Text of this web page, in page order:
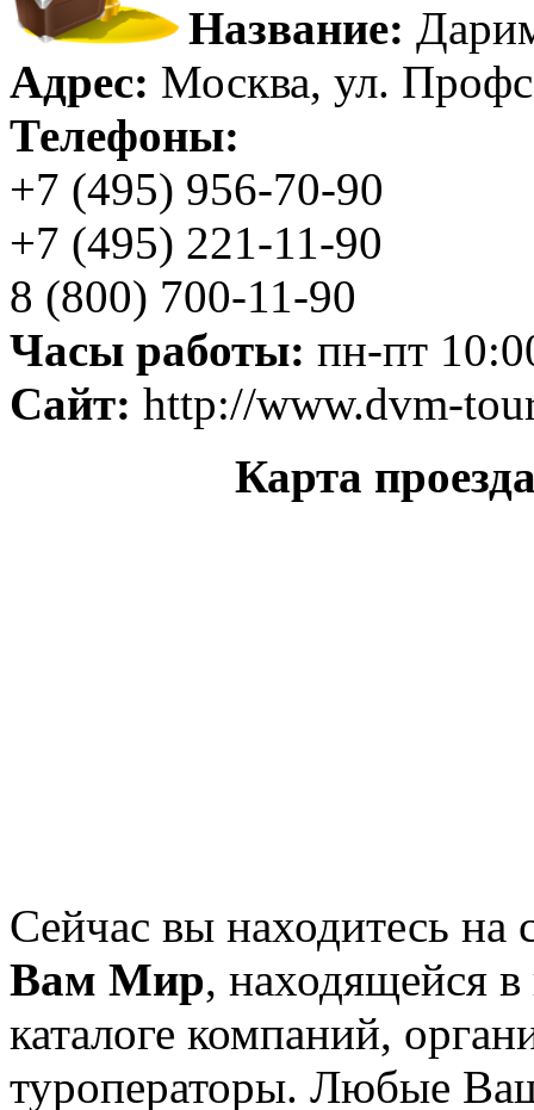
Название:
Адрес: Москва, ул.
Телефоны:
+7 (495) 956-70-90
+7 (495) 221-11-90
8 (800) 700-11-90
Часы работы: пн-пт
Сайт: http://www.dvm-
Карта
Сейчас вы находитесь на
Вам Мир, находящейся
каталоге компаний,
туроператоры. Любые